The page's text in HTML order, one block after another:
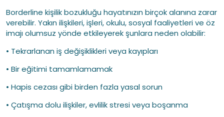
Borderline kişilik bozukluğu hayatınızın birçok alanına zarar
verebilir. Yakın ilişkileri, işleri, okulu, sosyal faaliyetleri ve öz
imajı olumsuz yönde etkileyerek şunlara neden olabilir:
• Tekrarlanan iş değişiklikleri veya kayıpları
• Bir eğitimi tamamlamamak
• Hapis cezası gibi birden fazla yasal sorun
• Çatışma dolu ilişkiler, evlilik stresi veya boşanma